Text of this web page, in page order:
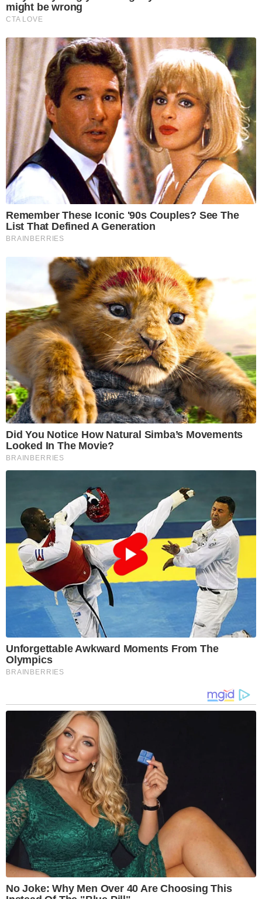
might be wrong
CTA LOVE
Remember These Iconic '90s Couples? See The
List That Defined A Generation
BRAINBERRIES
Did You Notice How Natural Simba’s Movements
Looked In The Movie?
BRAINBERRIES
Unforgettable Awkward Moments From The
Olympics
BRAINBERRIES
No Joke: Why Men Over 40 Are Choosing This